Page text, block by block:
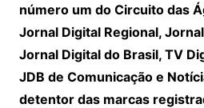
número um do Circuito das
Jornal Digital Regional,
Jornal Digital do Brasil, TV
JDB de Comunicação e
detentor das marcas